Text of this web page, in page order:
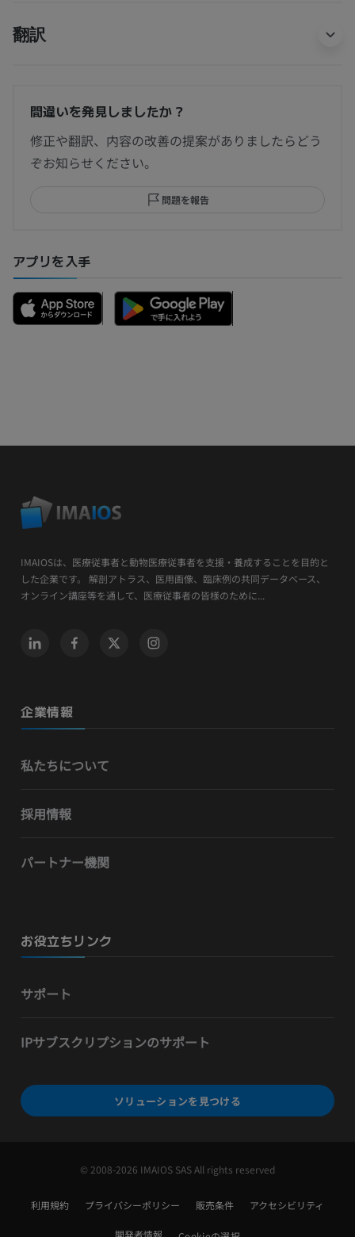
翻訳
間違いを発見しましたか？
修正や翻訳、内容の改善の提案がありましたらどう
ぞお知らせください。
問題を報告
アプリを入手
IMAIOSは、医療従事者と動物医療従事者を支援・養成することを目的と
した企業です。 解剖アトラス、医用画像、臨床例の共同データベース、
オンライン講座等を通して、医療従事者の皆様のために...
企業情報
私たちについて
採用情報
パートナー機関
お役立ちリンク
サポート
IPサブスクリプションのサポート
ソリューションを見つける
© 2008-2026 IMAIOS SAS All rights reserved
利用規約 プライバシーポリシー 販売条件 アクセシビリティ